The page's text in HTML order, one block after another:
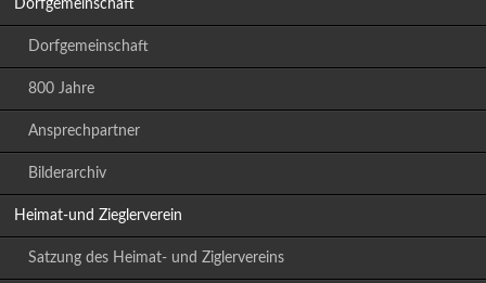
Dorfgemeinschaft
Dorfgemeinschaft
800 Jahre
Ansprechpartner
Bilderarchiv
Heimat-und Zieglerverein
Satzung des Heimat- und Ziglervereins